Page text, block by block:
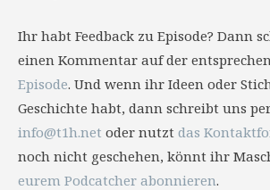
Ihr habt Feedback zu Episode? Dann
einen Kommentar auf der
Episode. Und wenn ihr Ideen oder
Geschichte habt, dann schreibt uns
info@t1h.net oder nutzt das
noch nicht geschehen, könnt ihr
eurem Podcatcher abonnieren.